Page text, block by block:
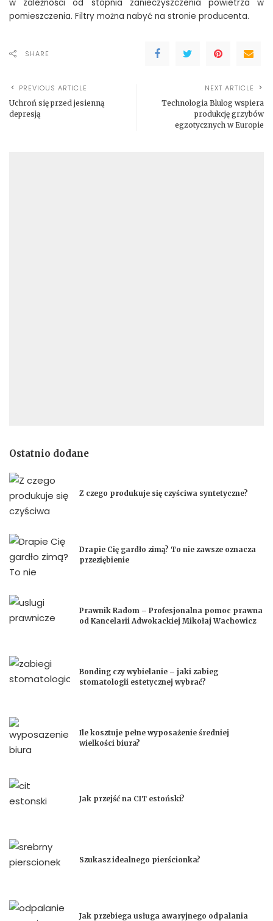
w zależności od stopnia zanieczyszczenia powietrza w
pomieszczenia. Filtry można nabyć na stronie producenta.
SHARE
PREVIOUS ARTICLE
Uchroń się przed jesienną
depresją
NEXT ARTICLE
Technologia Blulog wspiera
produkcję grzybów
egzotycznych w Europie
Ostatnio dodane
Z czego produkuje się czyściwa syntetyczne?
Drapie Cię gardło zimą? To nie zawsze oznacza
przeziębienie
Prawnik Radom – Profesjonalna pomoc prawna
od Kancelarii Adwokackiej Mikołaj Wachowicz
Bonding czy wybielanie – jaki zabieg
stomatologii estetycznej wybrać?
Ile kosztuje pełne wyposażenie średniej
wielkości biura?
Jak przejść na CIT estoński?
Szukasz idealnego pierścionka?
Jak przebiega usługa awaryjnego odpalania